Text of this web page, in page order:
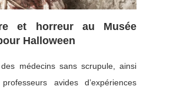
et horreur au Musée
Halloween
médecins sans scrupule, ainsi
avides d’expériences